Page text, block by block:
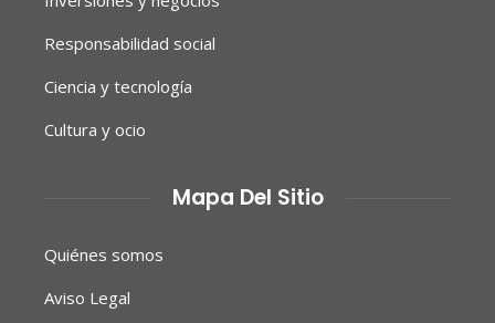
Responsabilidad social
Ciencia y tecnología
Cultura y ocio
Mapa Del Sitio
Quiénes somos
Aviso Legal